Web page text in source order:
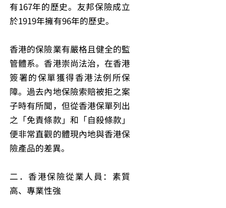
有167年的歷史。友邦保險成立
於1919年擁有96年的歷史。
香港的保險業有嚴格且健全的監
管體系。香港崇尚法治，在香港
簽署的保單獲得香港法例所保
障。過去內地保險索賠被拒之案
子時有所聞，但從香港保單列出
之「免責條款」和「自殺條款」
便非常直觀的體現內地與香港保
險產品的差異。
二．香港保險從業人員：素質
高、專業性強